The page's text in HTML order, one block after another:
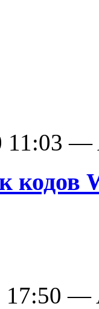
11:03 —
кодов
17:50 —